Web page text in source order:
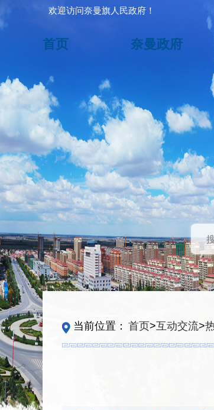
欢迎访问奈曼旗人民政府！
首页 奈曼政府
当前位置： 首页>互动交流>